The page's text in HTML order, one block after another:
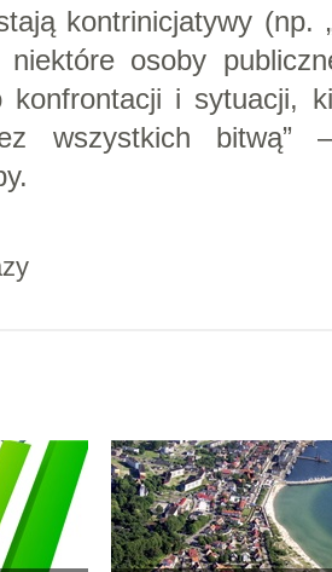
kontrinicjatywy (np.
osoby
konfrontacji i sytuacji,
wszystkich bitwą”